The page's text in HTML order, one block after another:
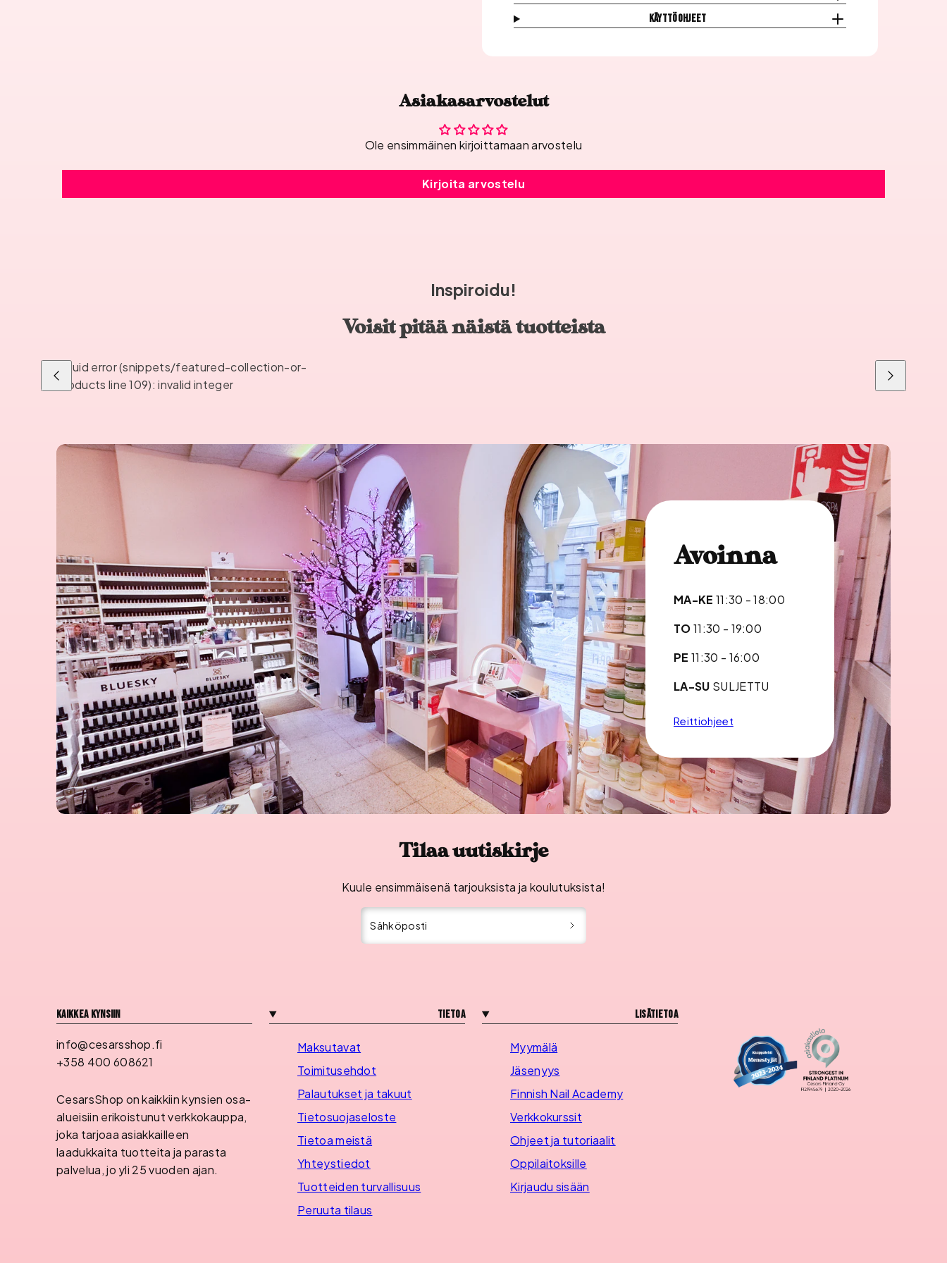
Käyttöohjeet
Asiakasarvostelut
Ole ensimmäinen kirjoittamaan arvostelu
Kirjoita arvostelu
Inspiroidu!
Voisit pitää näistä tuotteista
Liquid error (snippets/featured-collection-or-
products line 109): invalid integer
Liu'uta
vasemmalle
Liu'uta
oikealle
Avoinna
MA-KE 11:30 - 18:00
TO11:30 - 19:00
PE 11:30 - 16:00
LA-SU SULJETTU
Reittiohjeet
Tilaa uutiskirje
Kuule ensimmäisenä tarjouksista ja koulutuksista!
Sähköposti
Kaikkea kynsiin
info@cesarsshop.fi
+358 400 608621
CesarsShop on kaikkiin kynsien osa-
alueisiin erikoistunut verkkokauppa,
joka tarjoaa asiakkailleen
laadukkaita tuotteita ja parasta
palvelua, jo yli 25 vuoden ajan.
Tietoa
Maksutavat
Toimitusehdot
Palautukset ja takuut
Tietosuojaseloste
Tietoa meistä
Yhteystiedot
Tuotteiden turvallisuus
Peruuta tilaus
Lisätietoa
Myymälä
Jäsenyys
Finnish Nail Academy
Verkkokurssit
Ohjeet ja tutoriaalit
Oppilaitoksille
Kirjaudu sisään